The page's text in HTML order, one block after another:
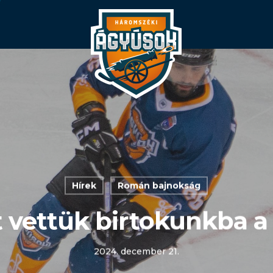
Hírek Román bajnokság
vettük birtokunkba a
2024. december 21.